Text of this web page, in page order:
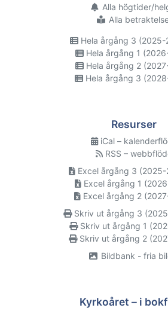
Alla högtider/
Alla
Hela årgång 3 (2025-
Hela årgång 1
Hela årgång 2
Hela årgång 3
Resurser
iCal –
RSS –
Excel årgång 3
Excel årgång 1
Excel årgång 2
Skriv ut årgång 3
Skriv ut årgång 1
Skriv ut årgång 2
Bildbank - fria
Kyrkoåret – i